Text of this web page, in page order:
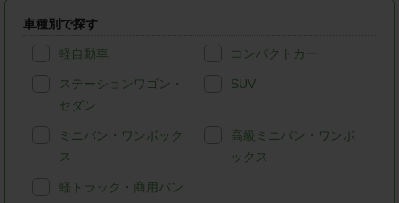
車種別で探す
軽自動車 コンパクトカー
ステーションワゴン・
セダン
SUV
ミニバン・ワンボック
ス
高級ミニバン・ワンボ
ックス
軽トラック・商用バン